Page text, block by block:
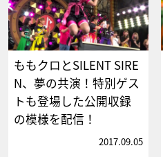
ももクロとSILENT SIRE
N、夢の共演！特別ゲス
トも登場した公開収録
の模様を配信！
2017.09.05